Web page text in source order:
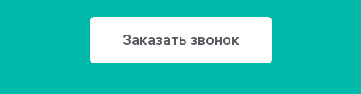
Заказать звонок